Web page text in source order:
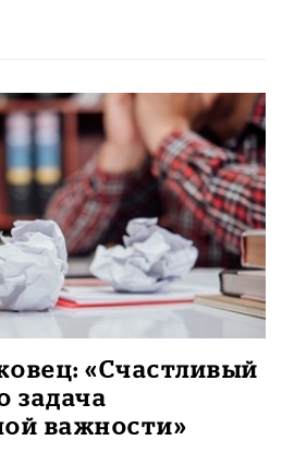
«Счастливый
задача
важности»